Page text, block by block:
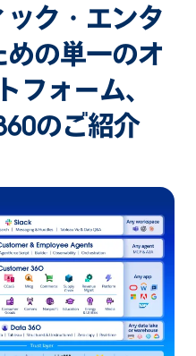
ク・エンタ
の単一のオ
フォーム、
のご紹介